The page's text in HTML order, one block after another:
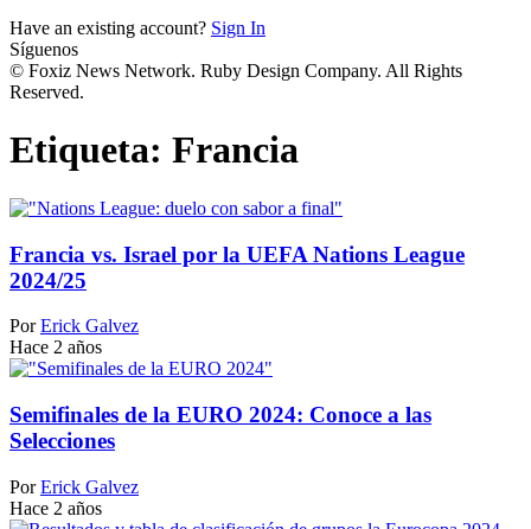
Have an existing account? Sign In
Síguenos
© Foxiz News Network. Ruby Design Company. All Rights
Reserved.
Etiqueta: Francia
Francia vs. Israel por la UEFA Nations League
2024/25
Por Erick Galvez
Hace 2 años
Semifinales de la EURO 2024: Conoce a las
Selecciones
Por Erick Galvez
Hace 2 años